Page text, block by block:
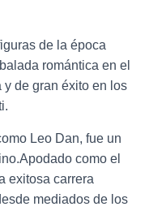
de la época
romántica en el
de gran éxito en los
Leo Dan, fue un
como el
exitosa carrera
mediados de los